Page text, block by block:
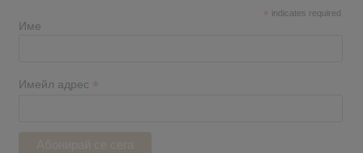
* indicates required
Име
Имейл адрес *